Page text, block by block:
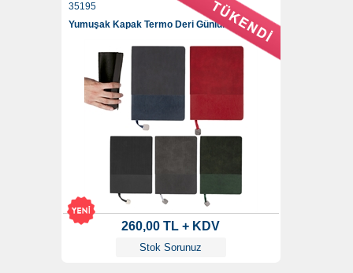
35195
Yumuşak Kapak Termo Deri Günlük Çizgili Ajanda
260,00 TL + KDV
Stok Sorunuz